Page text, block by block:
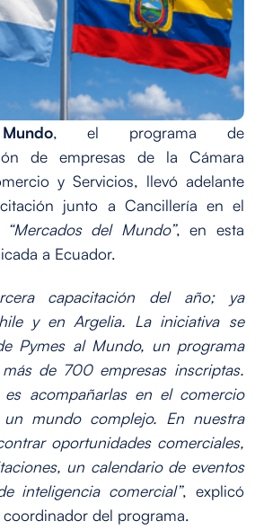
, el programa de
de empresas de la Cámara
y Servicios, llevó adelante
junto a Cancillería en el
“Mercados del Mundo”, en esta
a Ecuador.
capacitación del año; ya
y en Argelia. La iniciativa se
Pymes al Mundo, un programa
de 700 empresas inscriptas.
es acompañarlas en el comercio
mundo complejo. En nuestra
oportunidades comerciales,
un calendario de eventos
inteligencia comercial”, explicó
coordinador del programa.